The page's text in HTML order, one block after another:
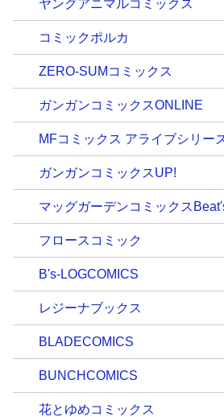
ヤングアニマルコミックス
コミックポルカ
ZERO-SUMコミックス
ガンガンコミックスONLINE
MFコミックス アライブシリー
ガンガンコミックスUP!
マッグガーデンコミックス
フロースコミック
B's-LOGCOMICS
レジーナブックス
BLADECOMICS
BUNCHCOMICS
花とゆめコミックス